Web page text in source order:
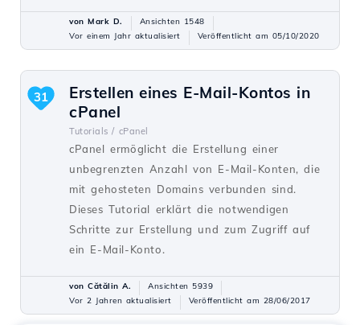
von Mark D.
Ansichten 1548
Vor einem Jahr aktualisiert
Veröffentlicht am 05/10/2020
Erstellen eines E-Mail-Kontos in
cPanel
Tutorials / cPanel
cPanel ermöglicht die Erstellung einer
unbegrenzten Anzahl von E-Mail-Konten, die
mit gehosteten Domains verbunden sind.
Dieses Tutorial erklärt die notwendigen
Schritte zur Erstellung und zum Zugriff auf
ein E-Mail-Konto.
31
von Cătălin A.
Ansichten 5939
Vor 2 Jahren aktualisiert
Veröffentlicht am 28/06/2017